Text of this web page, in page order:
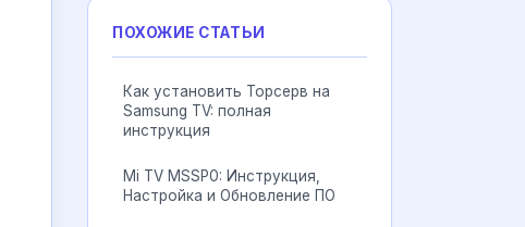
ПОХОЖИЕ СТАТЬИ
Как установить Торсерв на
Samsung TV: полная
инструкция
Mi TV MSSP0: Инструкция,
Настройка и Обновление ПО